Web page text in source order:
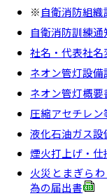
※自衛消防組
自衛消防訓練通
社名・代表社名
ネオン管灯設備
ネオン管灯概要
圧縮アセチレ
液化石油ガス設
煙火打上げ・仕
火災とまぎら
為の届出書